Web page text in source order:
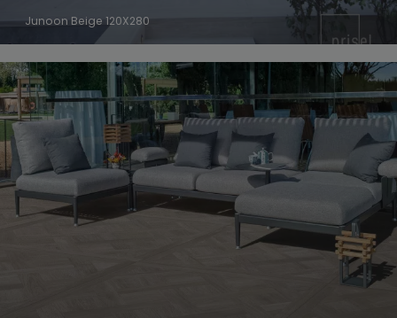
Junoon Beige 120X280